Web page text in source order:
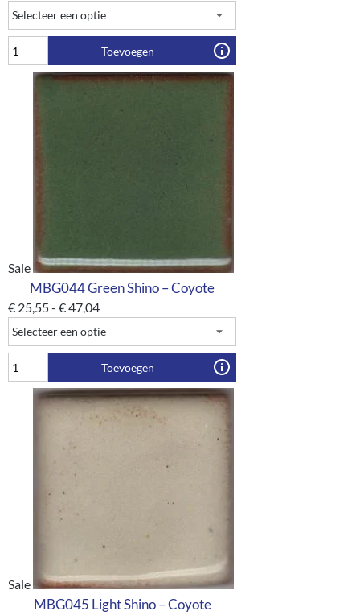
Toevoegen
Sale
MBG044 Green Shino – Coyote
€ 25,55- €47,04
Toevoegen
Sale
MBG045 Light Shino – Coyote